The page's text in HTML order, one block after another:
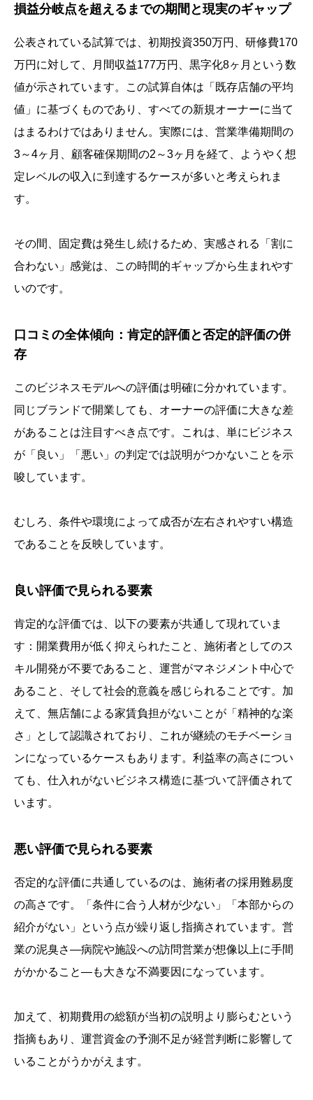
損益分岐点を超えるまでの期間と現実のギャップ
公表されている試算では、初期投資350万円、研修費170
万円に対して、月間収益177万円、黒字化8ヶ月という数
値が示されています。この試算自体は「既存店舗の平均
値」に基づくものであり、すべての新規オーナーに当て
はまるわけではありません。実際には、営業準備期間の
3～4ヶ月、顧客確保期間の2～3ヶ月を経て、ようやく想
定レベルの収入に到達するケースが多いと考えられま
す。
その間、固定費は発生し続けるため、実感される「割に
合わない」感覚は、この時間的ギャップから生まれやす
いのです。
口コミの全体傾向：肯定的評価と否定的評価の併
存
このビジネスモデルへの評価は明確に分かれています。
同じブランドで開業しても、オーナーの評価に大きな差
があることは注目すべき点です。これは、単にビジネス
が「良い」「悪い」の判定では説明がつかないことを示
唆しています。
むしろ、条件や環境によって成否が左右されやすい構造
であることを反映しています。
良い評価で見られる要素
肯定的な評価では、以下の要素が共通して現れていま
す：開業費用が低く抑えられたこと、施術者としてのス
キル開発が不要であること、運営がマネジメント中心で
あること、そして社会的意義を感じられることです。加
えて、無店舗による家賃負担がないことが「精神的な楽
さ」として認識されており、これが継続のモチベーショ
ンになっているケースもあります。利益率の高さについ
ても、仕入れがないビジネス構造に基づいて評価されて
います。
悪い評価で見られる要素
否定的な評価に共通しているのは、施術者の採用難易度
の高さです。「条件に合う人材が少ない」「本部からの
紹介がない」という点が繰り返し指摘されています。営
業の泥臭さ—病院や施設への訪問営業が想像以上に手間
がかかること—も大きな不満要因になっています。
加えて、初期費用の総額が当初の説明より膨らむという
指摘もあり、運営資金の予測不足が経営判断に影響して
いることがうかがえます。